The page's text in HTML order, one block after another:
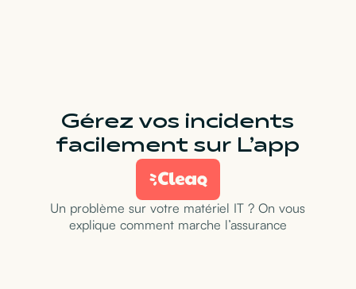
Gérez vos incidents
facilement sur L’app
Un problème sur votre matériel IT ? On vous
explique comment marche l’assurance